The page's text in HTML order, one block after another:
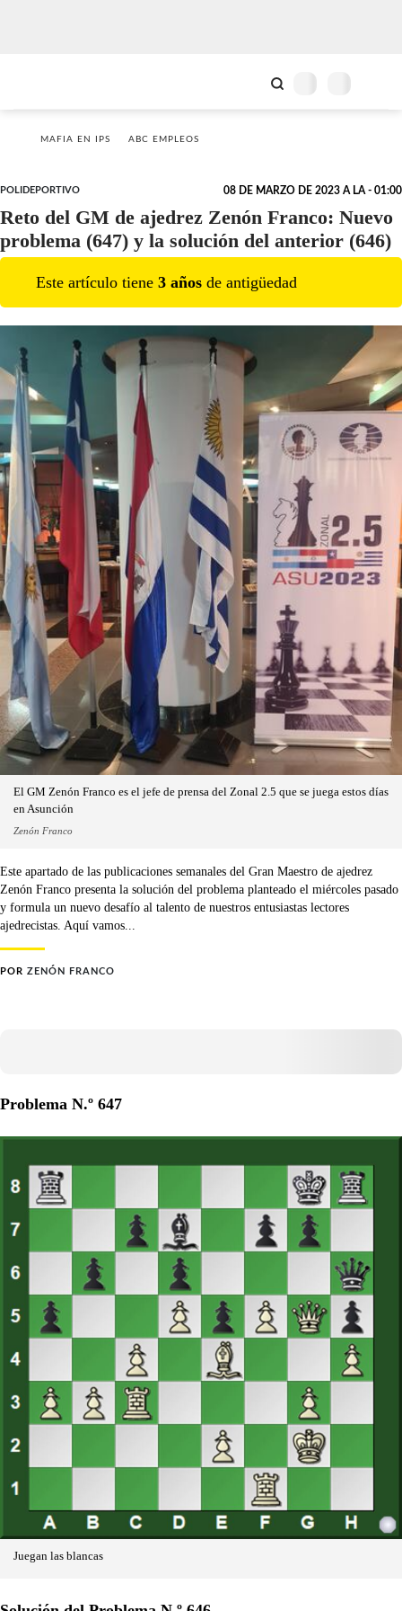
MAFIA EN IPS ABC EMPLEOS
POLIDEPORTIVO 08 DE MARZO DE 2023 A LA - 01:00
Reto del GM de ajedrez Zenón Franco: Nuevo
problema (647) y la solución del anterior (646)
Este artículo tiene 3 años de antigüedad
El GM Zenón Franco es el jefe de prensa del Zonal 2.5 que se juega estos días
en Asunción
Zenón Franco
Este apartado de las publicaciones semanales del Gran Maestro de ajedrez
Zenón Franco presenta la solución del problema planteado el miércoles pasado
y formula un nuevo desafío al talento de nuestros entusiastas lectores
ajedrecistas. Aquí vamos...
POR ZENÓN FRANCO
Problema N.º 647
Juegan las blancas